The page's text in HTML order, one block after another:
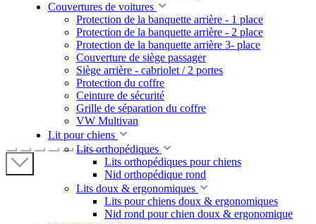
MADE IN GERMANY
waschbar bis 95°C
Trockner geeignet
robust, strapazierfähig und langlebig
10 Jahre Herstellergarantie
Couvertures de voitures
Protection de la banquette arrière - 1 place
Protection de la banquette arrière - 2 place
Protection de la banquette arrière 3- place
Couverture de siège passager
Siège arrière - cabriolet / 2 portes
Protection du coffre
Ceinture de sécurité
Grille de séparation du coffre
VW Multivan
Lit pour chiens
Lits orthopédiques
Lits orthopédiques pour chiens
Nid orthopédique rond
Lits doux & ergonomiques
Lits pour chiens doux & ergonomiques
Nid rond pour chien doux & ergonomique